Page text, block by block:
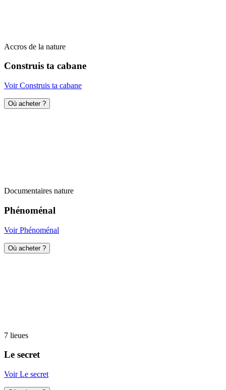
Accros de la nature
Construis ta cabane
Voir Construis ta cabane
Où acheter ?
Documentaires nature
Phénoménal
Voir Phénoménal
Où acheter ?
7 lieues
Le secret
Voir Le secret